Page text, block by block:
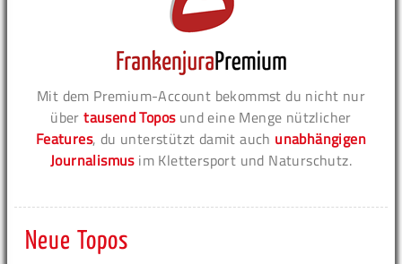
Mit dem Premium-Account bekommst du nicht nur
übertausend Toposund eine Menge nützlicher
Features, du unterstützt damit auch unabhängigen
Journalismusim Klettersport und Naturschutz.
Neue Topos